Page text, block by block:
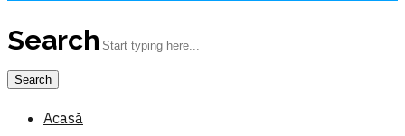
Search
Acasă